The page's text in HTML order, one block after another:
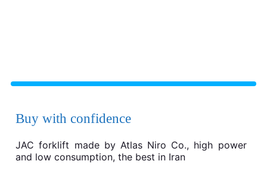
Buy with confidence
JAC forklift made by Atlas Niro Co., high power
and low consumption, the best in Iran